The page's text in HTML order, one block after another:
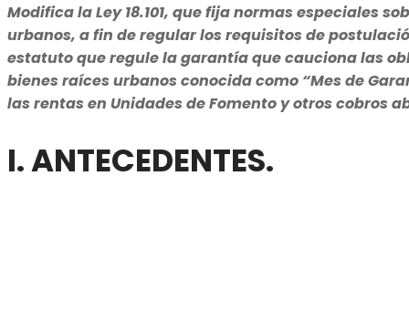
Modifica la Ley 18.101, que fija normas especiales
urbanos, a fin de regular los requisitos de
estatuto que regule la garantía que cauciona las
bienes raíces urbanos conocida como “Mes de
las rentas en Unidades de Fomento y otros cobros
I. ANTECEDENTES.